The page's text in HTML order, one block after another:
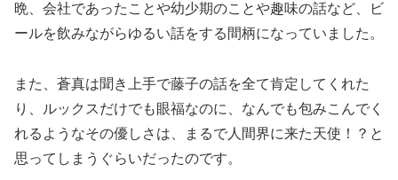
晩、会社であったことや幼少期のことや趣味の話など、ビ
ールを飲みながらゆるい話をする間柄になっていました。
また、蒼真は聞き上手で藤子の話を全て肯定してくれた
り、ルックスだけでも眼福なのに、なんでも包みこんでく
れるようなその優しさは、まるで人間界に来た天使！？と
思ってしまうぐらいだったのです。